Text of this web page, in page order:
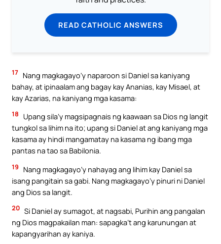
READ CATHOLIC ANSWERS
17 Nang magkagayo’y naparoon si Daniel sa kaniyang
bahay, at ipinaalam ang bagay kay Ananias, kay Misael, at
kay Azarias, na kaniyang mga kasama:
18
Upang sila’y magsipagnais ng kaawaan sa Dios ng langit
tungkol sa lihim na ito; upang si Daniel at ang kaniyang mga
kasama ay hindi mangamatay na kasama ng ibang mga
pantas na tao sa Babilonia.
19
Nang magkagayo’y nahayag ang lihim kay Daniel sa
isang pangitain sa gabi. Nang magkagayo’y pinuri ni Daniel
ang Dios sa langit.
20 Si Daniel ay sumagot, at nagsabi, Purihin ang pangalan
ng Dios magpakailan man: sapagka’t ang karunungan at
kapangyarihan ay kaniya.